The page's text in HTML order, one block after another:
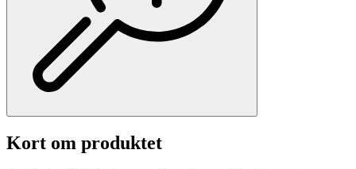
Kort om produktet